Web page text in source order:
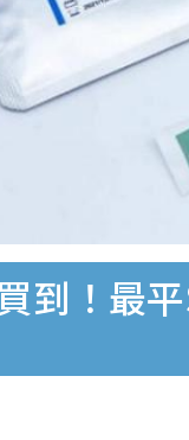
到！最